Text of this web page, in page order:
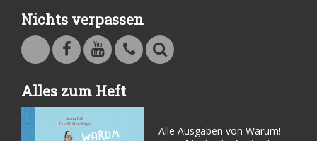
Nichts verpassen
Alles zum Heft
Alle Ausgaben von Warum! -